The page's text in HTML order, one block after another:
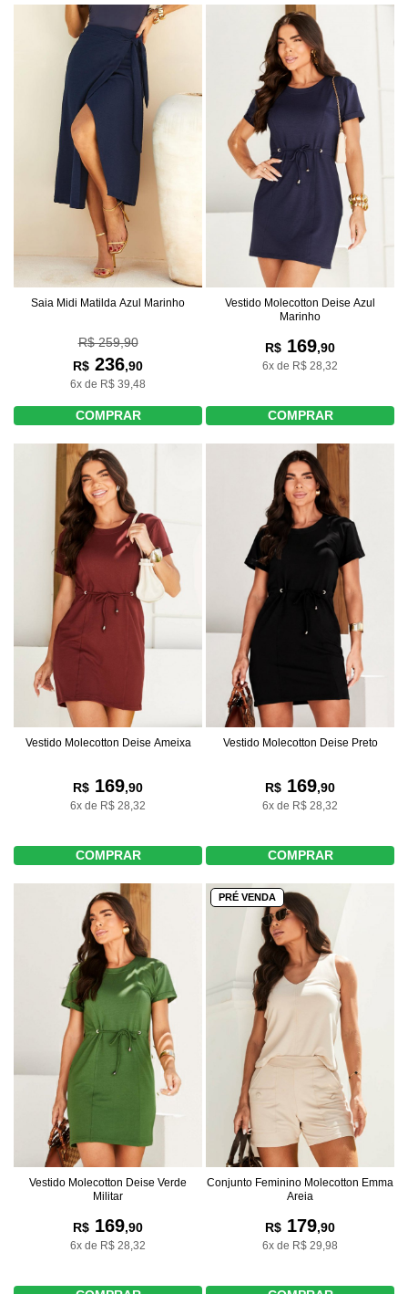
Saia Midi Matilda Azul Marinho
R$ 259,90
R$ 236,90
6x de R$ 39,48
COMPRAR
Vestido Molecotton Deise Azul
Marinho
R$ 169,90
6x de R$ 28,32
COMPRAR
Vestido Molecotton Deise Ameixa
R$ 169,90
6x de R$ 28,32
COMPRAR
Vestido Molecotton Deise Preto
R$ 169,90
6x de R$ 28,32
COMPRAR
Vestido Molecotton Deise Verde
Militar
R$ 169,90
6x de R$ 28,32
PRÉ VENDA
Conjunto Feminino Molecotton Emma
Areia
R$ 179,90
6x de R$ 29,98